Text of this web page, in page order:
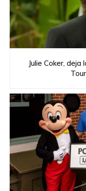
Julie Coker,